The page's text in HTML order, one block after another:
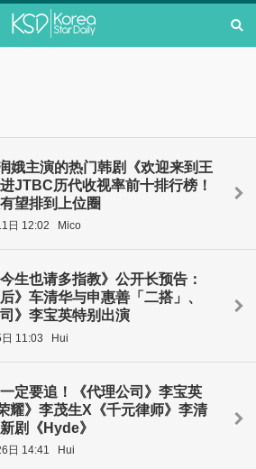
娥主演的热门韩剧《欢迎来到王
JTBC历代收视率前十排行榜！
望排到上位圈
日 12:02 Mico
生也请多指教》公开长预告：
后》车清华与申惠善「二搭」、
司》李宝英特别出演
11:03 Hui
定要追！《代理公司》李宝英
耀》李茂生X《千元律师》李清
剧《Hyde》
日 14:41 Hui